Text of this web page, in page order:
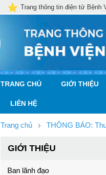
Trang thông tin điện tử Bệnh
TRANG CHỦ GIỚI THIỆU
LIÊN HỆ
Trang chủ THÔNG BÁO:
GIỚI THIỆU
Ban lãnh đạo